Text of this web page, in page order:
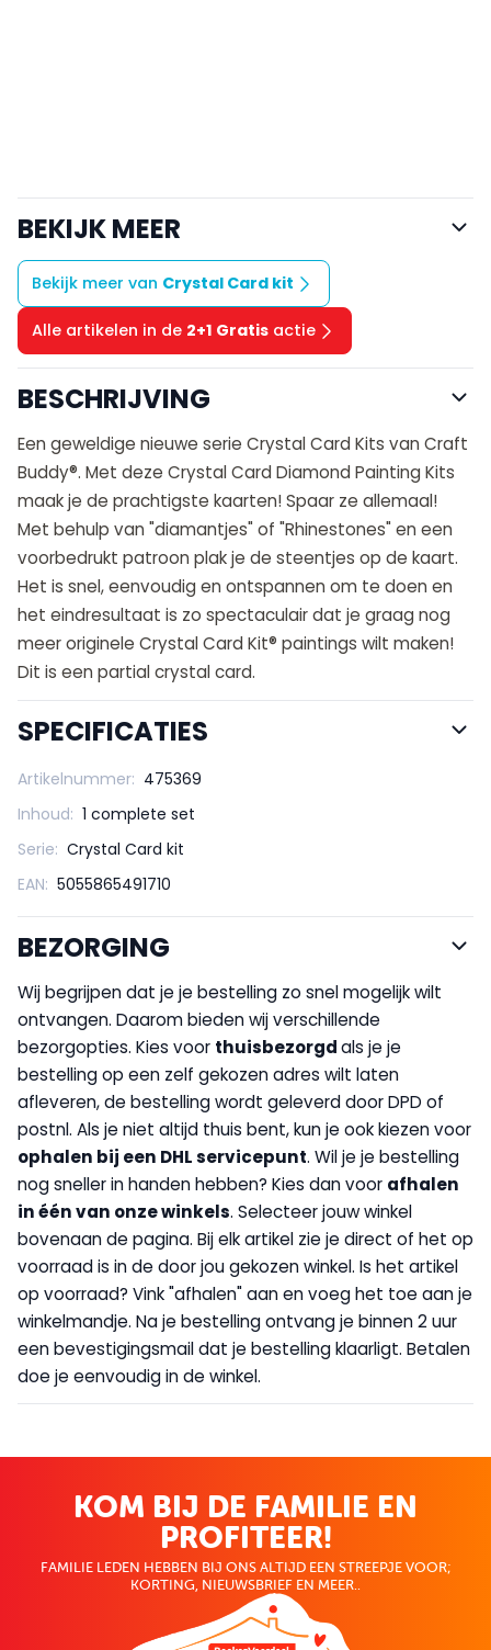
BEKIJK MEER
Bekijk meer van Crystal Card kit
Alle artikelen in de 2+1 Gratis actie
BESCHRIJVING
Een geweldige nieuwe serie Crystal Card Kits van Craft
Buddy®. Met deze Crystal Card Diamond Painting Kits
maak je de prachtigste kaarten! Spaar ze allemaal!
Met behulp van "diamantjes" of "Rhinestones" en een
voorbedrukt patroon plak je de steentjes op de kaart.
Het is snel, eenvoudig en ontspannen om te doen en
het eindresultaat is zo spectaculair dat je graag nog
meer originele Crystal Card Kit® paintings wilt maken!
Dit is een partial crystal card.
SPECIFICATIES
Artikelnummer: 475369
Inhoud: 1 complete set
Serie: Crystal Card kit
EAN: 5055865491710
BEZORGING
Wij begrijpen dat je je bestelling zo snel mogelijk wilt
ontvangen. Daarom bieden wij verschillende
bezorgopties. Kies voor thuisbezorgdals je je
bestelling op een zelf gekozen adres wilt laten
afleveren, de bestelling wordt geleverd door DPD of
postnl. Als je niet altijd thuis bent, kun je ook kiezen voor
ophalen bij een DHL servicepunt. Wil je je bestelling
nog sneller in handen hebben? Kies dan voor afhalen
in één van onze winkels. Selecteer jouw winkel
bovenaan de pagina. Bij elk artikel zie je direct of het op
voorraad is in de door jou gekozen winkel. Is het artikel
op voorraad? Vink "afhalen" aan en voeg het toe aan je
winkelmandje. Na je bestelling ontvang je binnen 2 uur
een bevestigingsmail dat je bestelling klaarligt. Betalen
doe je eenvoudig in de winkel.
KOM BIJ DE FAMILIE EN
PROFITEER!
FAMILIE LEDEN HEBBEN BIJ ONS ALTIJD EEN STREEPJE VOOR;
KORTING, NIEUWSBRIEF EN MEER..